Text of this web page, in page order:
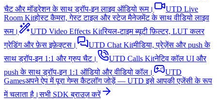
चैट और मॉडरेशन के साथ ड्रॉप-इन लाइव ऑडियो रूम।
UTD Live
Room Kitहोस्ट कैमरा, गेस्ट टाइल और स्टेज मैनेजमेंट के साथ वीडियो लाइव
रूम।
UTD Video Effects Kitरियल-टाइम ब्यूटी फ़िल्टर, LUT कलर
ग्रेडिंग और फ़ेस इफ़ेक्ट्स।
UTD Chat Kitमीडिया, प्रेज़ेंस और push के
साथ ड्रॉप-इन 1:1 और ग्रुप चैट।
UTD Calls Kitनेटिव कॉल UI और
push के साथ ड्रॉप-इन 1:1 ऑडियो और वीडियो कॉल।
UTD
Gamesअपने ऐप में पूरा गेम्स कैटलॉग जोड़ें — UTD इसे आपकी एजेंसी के रूप
में चलाता है।सभी SDK ब्राउज़ करें